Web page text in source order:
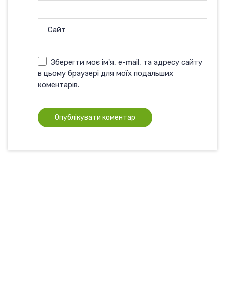
Сайт
Зберегти моє ім'я, e-mail, та адресу сайту
в цьому браузері для моїх подальших
коментарів.